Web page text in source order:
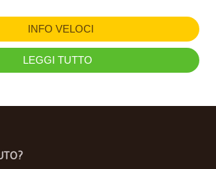
INFO VELOCI
LEGGI TUTTO